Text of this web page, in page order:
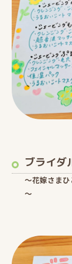
ブライダ
～花嫁さま
～